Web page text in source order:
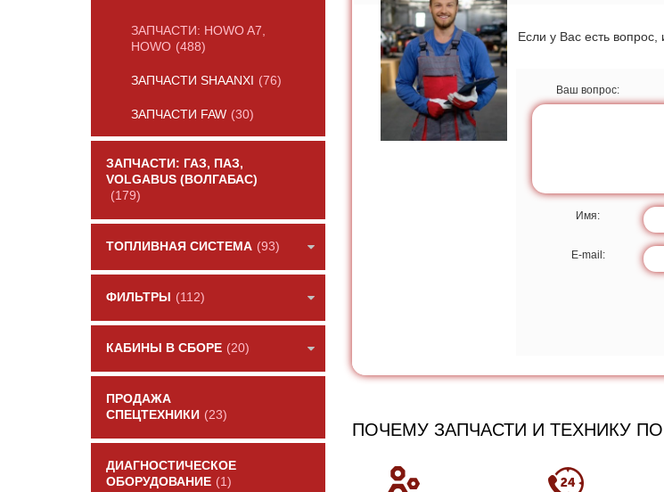
ЗАПЧАСТИ: HOWO A7,
HOWO (488)
ЗАПЧАСТИ SHAANXI (76)
ЗАПЧАСТИ FAW (30)
ЗАПЧАСТИ: ГАЗ, ПАЗ,
VOLGABUS (ВОЛГАБАС)
(179)
ТОПЛИВНАЯ СИСТЕМА (93)
ФИЛЬТРЫ (112)
КАБИНЫ В СБОРЕ (20)
ПРОДАЖА
СПЕЦТЕХНИКИ (23)
ДИАГНОСТИЧЕСКОЕ
ОБОРУДОВАНИЕ (1)
Если у Вас есть
Ваш вопрос:
Имя:
E-mail:
ПОЧЕМУ ЗАПЧАСТИ И ТЕХНИКУ